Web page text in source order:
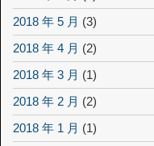
2018 年 5 月 (3)
2018 年 4 月 (2)
2018 年 3 月 (1)
2018 年 2 月 (2)
2018 年 1 月 (1)